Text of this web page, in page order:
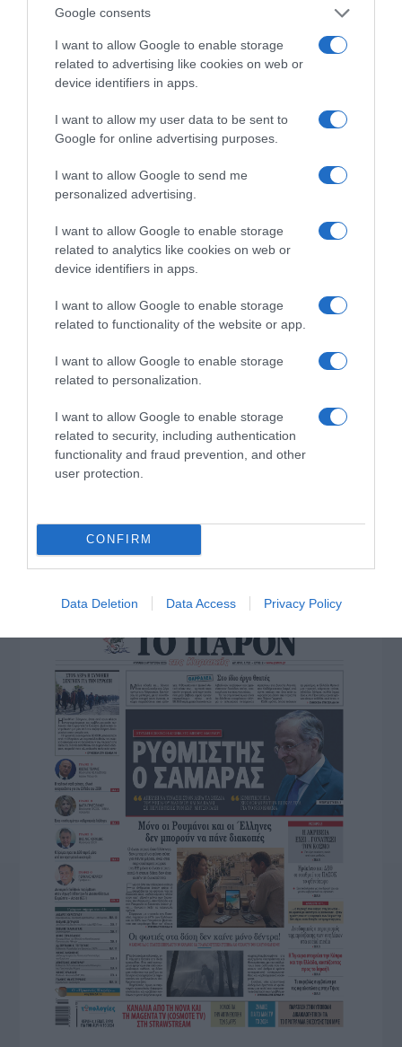
Google consents
I want to allow Google to enable storage
related to advertising like cookies on web or
device identifiers in apps.
I want to allow my user data to be sent to
Google for online advertising purposes.
I want to allow Google to send me
personalized advertising.
I want to allow Google to enable storage
related to analytics like cookies on web or
device identifiers in apps.
I want to allow Google to enable storage
related to functionality of the website or app.
I want to allow Google to enable storage
related to personalization.
I want to allow Google to enable storage
related to security, including authentication
functionality and fraud prevention, and other
user protection.
CONFIRM
Data Deletion Data Access Privacy Policy
ΔΕΙΤΕ ΤΗΝ ΚΙΝΗΣΗ ΣΤΟΥΣ ΔΡΌΜΟΥΣ
Κίνηση Τώρα: Live Χάρτης Αθήνας
ΠΑΤΗΣΤΕ ΓΙΑ LIVE ΚΙΝΗΣΗ
ΤΟ ΠΑΡΟΝ ΤΗΣ ΚΥΡΙΑΚΗΣ